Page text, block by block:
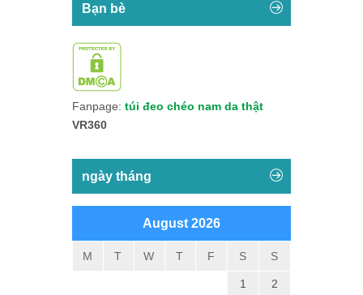
Bạn bè
Fanpage: túi đeo chéo nam da thật
VR360
ngày tháng
August 2026
M T W T F S S
1
2